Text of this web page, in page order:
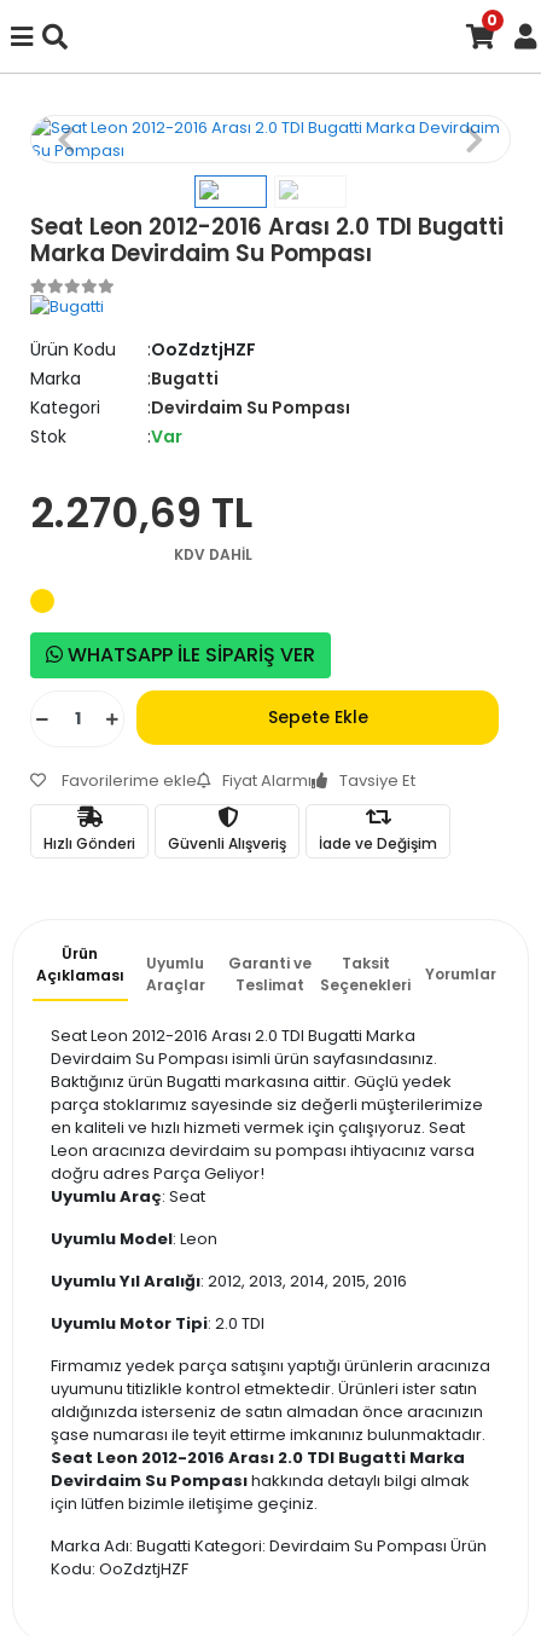
0
Seat Leon 2012-2016 Arası 2.0 TDI Bugatti
Marka Devirdaim Su Pompası
Ürün Kodu
OoZdztjHZF
Marka
Bugatti
Kategori
Devirdaim Su Pompası
Stok
Var
2.270,69 TL
KDV DAHİL
WHATSAPP İLE SİPARİŞ VER
Sepete Ekle
Favorilerime ekle Fiyat Alarmı Tavsiye Et
Hızlı Gönderi Güvenli Alışveriş İade ve Değişim
Ürün
Açıklaması
Uyumlu
Araçlar
Garanti ve
Teslimat
Taksit
Seçenekleri
Yorumlar
Seat Leon 2012-2016 Arası 2.0 TDI Bugatti Marka
Devirdaim Su Pompası isimli ürün sayfasındasınız.
Baktığınız ürün Bugatti markasına aittir. Güçlü yedek
parça stoklarımız sayesinde siz değerli müşterilerimize
en kaliteli ve hızlı hizmeti vermek için çalışıyoruz. Seat
Leon aracınıza devirdaim su pompası ihtiyacınız varsa
doğru adres Parça Geliyor!
Uyumlu Araç: Seat
Uyumlu Model: Leon
Uyumlu Yıl Aralığı: 2012, 2013, 2014, 2015, 2016
Uyumlu Motor Tipi: 2.0 TDI
Firmamız yedek parça satışını yaptığı ürünlerin aracınıza
uyumunu titizlikle kontrol etmektedir. Ürünleri ister satın
aldığınızda isterseniz de satın almadan önce aracınızın
şase numarası ile teyit ettirme imkanınız bulunmaktadır.
Seat Leon 2012-2016 Arası 2.0 TDI Bugatti Marka
Devirdaim Su Pompasıhakkında detaylı bilgi almak
için lütfen bizimle iletişime geçiniz.
Marka Adı: Bugatti Kategori: Devirdaim Su Pompası Ürün
Kodu: OoZdztjHZF